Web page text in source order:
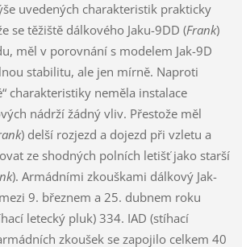
uvedených charakteristik prakticky
se těžiště dálkového Jaku-9DD (Frank)
měl v porovnání s modelem Jak-9D
stabilitu, ale jen mírně. Naproti
charakteristiky neměla instalace
nádrží žádný vliv. Přestože měl
) delší rozjezd a dojezd při vzletu a
ze shodných polních letišť jako starší
). Armádními zkouškami dálkový Jak-
9. březnem a 25. dubnem roku
letecký pluk) 334. IAD (stíhací
zkoušek se zapojilo celkem 40